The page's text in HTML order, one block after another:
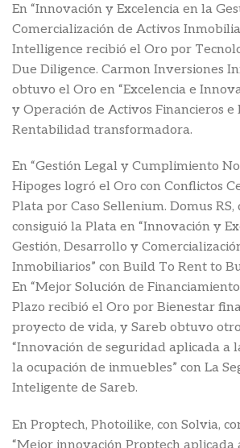
En “Innovación y Excelencia en la
Comercialización de Activos
Intelligence recibió el Oro por
Due Diligence. Carmon Inversiones
obtuvo el Oro en “Excelencia e
y Operación de Activos Financieros
Rentabilidad transformadora.
En “Gestión Legal y Cumplimiento
Hipoges logró el Oro con Conflictos
Plata por Caso Sellenium. Domus RS,
consiguió la Plata en “Innovación y
Gestión, Desarrollo y
Inmobiliarios” con Build To Rent to
En “Mejor Solución de
Plazo recibió el Oro por Bienestar
proyecto de vida, y Sareb obtuvo
“Innovación de seguridad aplicada a
la ocupación de inmuebles” con La
Inteligente de Sareb.
En Proptech, Photoilike, con Solvia,